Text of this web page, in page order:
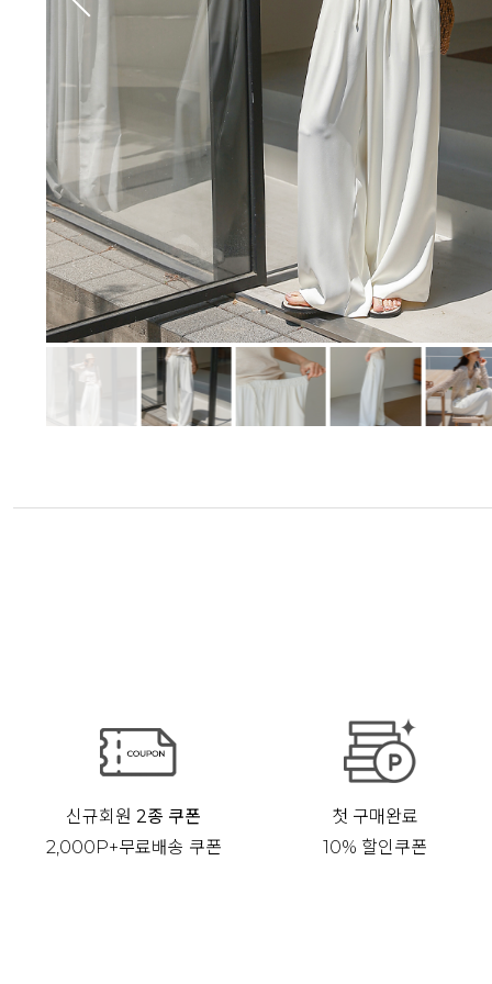
신규회원2종 쿠폰
2,000P+무료배송 쿠폰
첫 구매완료
10% 할인쿠폰